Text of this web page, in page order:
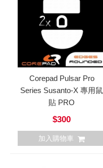
Corepad Pulsar Pro
Series Susanto-X 專用鼠
貼 PRO
$300
加入購物車